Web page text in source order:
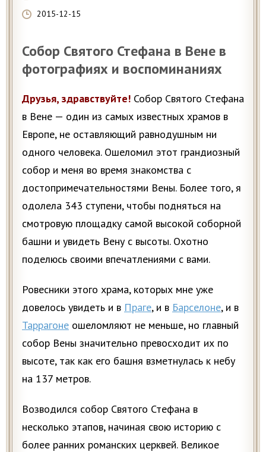
2015-12-15
Собор Святого Стефана в Вене в
фотографиях и воспоминаниях
Друзья, здравствуйте! Собор Святого Стефана
в Вене — один из самых известных храмов в
Европе, не оставляющий равнодушным ни
одного человека. Ошеломил этот грандиозный
собор и меня во время знакомства с
достопримечательностями Вены. Более того, я
одолела 343 ступени, чтобы подняться на
смотровую площадку самой высокой соборной
башни и увидеть Вену с высоты. Охотно
поделюсь своими впечатлениями с вами.
Ровесники этого храма, которых мне уже
довелось увидеть и в Праге, и в Барселоне, и в
Таррагоне ошеломляют не меньше, но главный
собор Вены значительно превосходит их по
высоте, так как его башня взметнулась к небу
на 137 метров.
Возводился собор Святого Стефана в
несколько этапов, начиная свою историю с
более ранних романских церквей. Великое